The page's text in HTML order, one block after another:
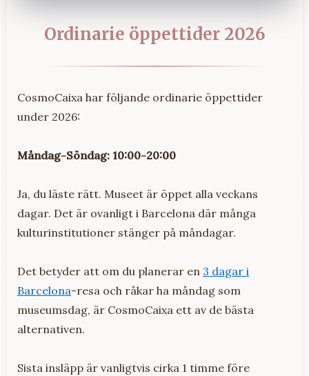
Ordinarie öppettider 2026
CosmoCaixa har följande ordinarie öppettider
under 2026:
Måndag-Söndag: 10:00-20:00
Ja, du läste rätt. Museet är öppet alla veckans
dagar. Det är ovanligt i Barcelona där många
kulturinstitutioner stänger på måndagar.
Det betyder att om du planerar en 3 dagar i
Barcelona-resa och råkar ha måndag som
museumsdag, är CosmoCaixa ett av de bästa
alternativen.
Sista insläpp är vanligtvis cirka 1 timme före